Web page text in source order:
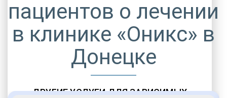
ДРУГИЕ УСЛУГИ ДЛЯ ЗАВИСИМЫХ
пациентов о лечении
в клинике «Оникс» в
Донецке